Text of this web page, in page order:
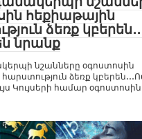
հեքիաթային
ձեռք
նրանք
նշանները օգոստոսին
ձեռք
Կույսերի համար օգոստոսին